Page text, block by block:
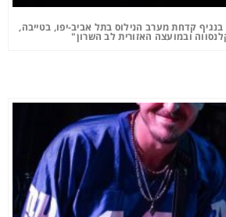
בנגיף קדחת מערב הנילוס בתל אביב-יפו, בטייבה,
ובמועצה האזורית לב השרון"